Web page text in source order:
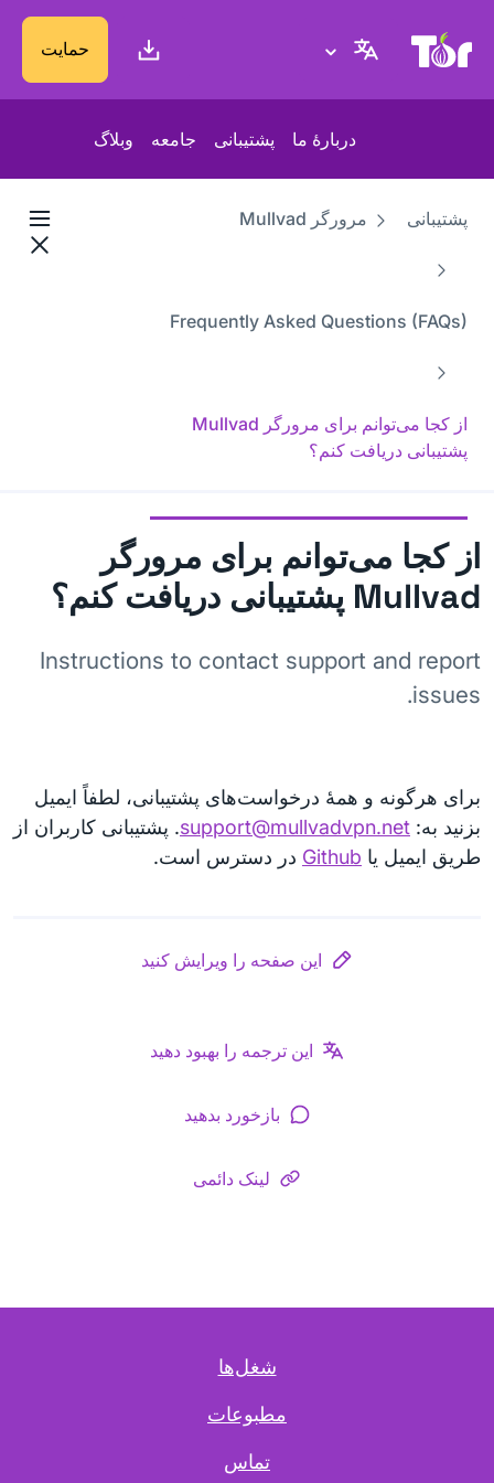
پایگاه وب پروژهٔ تور حمایت
دربارهٔ ما پشتیبانی جامعه وبلاگ
پشتیبانی مرورگر Mullvad
Frequently Asked Questions (FAQs)
از کجا می‌توانم برای مرورگر Mullvad
پشتیبانی دریافت کنم؟
از کجا می‌توانم برای مرورگر
Mullvad پشتیبانی دریافت کنم؟
Instructions to contact support and report
issues.
برای هرگونه و همهٔ درخواست‌های پشتیبانی، لطفاً ایمیل
بزنید به: support@mullvadvpn.net. پشتیبانی کاربران از
طریق ایمیل یا Github ‏ در دسترس است.
این صفحه را ویرایش کنید
این ترجمه را بهبود دهید
بازخورد بدهید
لینک دائمی
شغل‌ها
مطبوعات
تماس